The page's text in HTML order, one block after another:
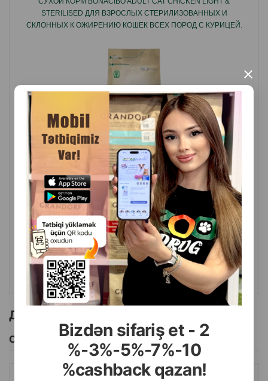
Bizdən sifariş et - 2
%-3%-5%-7%-10
%cashback qazan!
×
сердечной мышцы, головного мозга и органов
зрения.
STERILISED ДЛЯ ВЗРОСЛЫХ СТЕРИЛИЗОВАННЫХ И
СКЛОННЫХ К ОЖИРЕНИЮ КОШЕК ВСЕХ ПОРОД С КУРИЦЕЙ.
( Отзывы)
Масса Цена
Купить
Кг (на развес)
9.90
15 кг (мешок) 148.00
КУПИТЬ
Другие товоры бренда
Смотреть Все